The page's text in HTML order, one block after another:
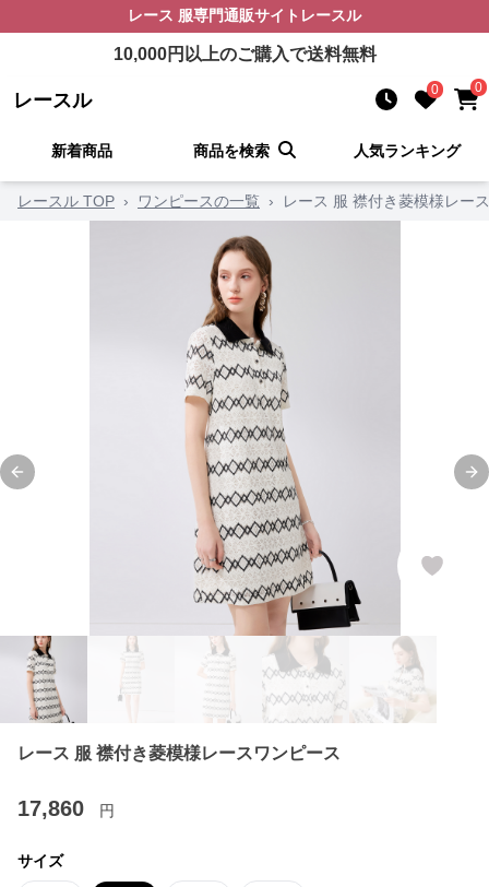
レース 服専門通販サイト レースル
10,000円以上のご購入で送料無料
レースル 0 0
新着商品 商品を検索 人気ランキング
レースル TOP › ワンピースの一覧 › レース 服 襟付き菱模様レー
Previous slide
レース 服 襟付き菱模様レースワンピース
17,860 円
サイズ